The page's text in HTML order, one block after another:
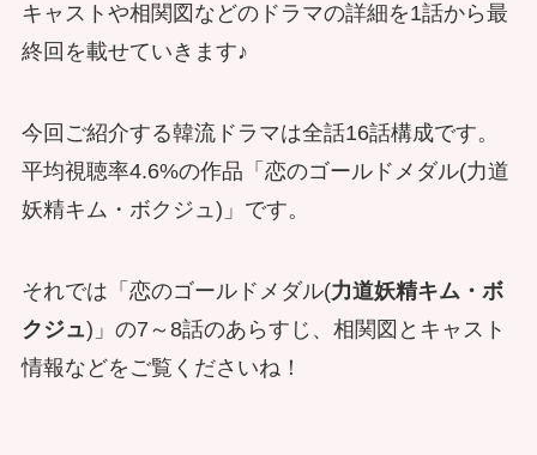
キャストや相関図などのドラマの詳細を1話から最
終回を載せていきます♪
今回ご紹介する韓流ドラマは全話16話構成です。
平均視聴率4.6%の作品「恋のゴールドメダル(力道
妖精キム・ボクジュ)」です。
それでは「恋のゴールドメダル(力道妖精キム・ボ
クジュ)」の7～8話のあらすじ、相関図とキャスト
情報などをご覧くださいね！